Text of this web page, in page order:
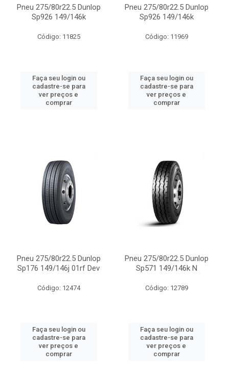
Pneu 275/80r22.5 Dunlop
Sp926 149/146k
Código: 11825
Faça seu login ou
cadastre-se para
ver preços e
comprar
Pneu 275/80r22.5 Dunlop
Sp926 149/146k
Código: 11969
Faça seu login ou
cadastre-se para
ver preços e
comprar
Pneu 275/80r22.5 Dunlop
Sp176 149/146j 01rf Dev
Código: 12474
Faça seu login ou
cadastre-se para
ver preços e
comprar
Pneu 275/80r22.5 Dunlop
Sp571 149/146k N
Código: 12789
Faça seu login ou
cadastre-se para
ver preços e
comprar